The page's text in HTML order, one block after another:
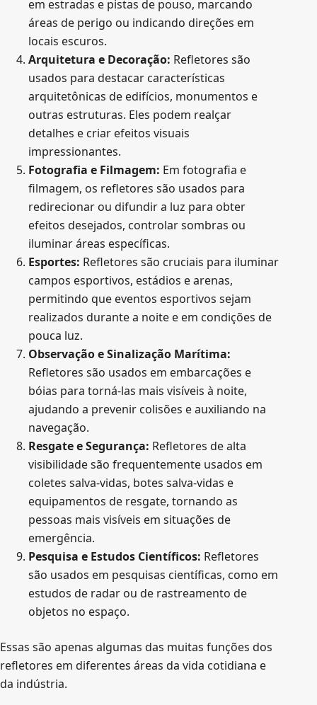
em estradas e pistas de pouso, marcando
áreas de perigo ou indicando direções em
locais escuros.
Arquitetura e Decoração: Refletores são
usados para destacar características
arquitetônicas de edifícios, monumentos e
outras estruturas. Eles podem realçar
detalhes e criar efeitos visuais
impressionantes.
Fotografia e Filmagem: Em fotografia e
filmagem, os refletores são usados para
redirecionar ou difundir a luz para obter
efeitos desejados, controlar sombras ou
iluminar áreas específicas.
Esportes: Refletores são cruciais para iluminar
campos esportivos, estádios e arenas,
permitindo que eventos esportivos sejam
realizados durante a noite e em condições de
pouca luz.
Observação e Sinalização Marítima:
Refletores são usados em embarcações e
bóias para torná-las mais visíveis à noite,
ajudando a prevenir colisões e auxiliando na
navegação.
Resgate e Segurança: Refletores de alta
visibilidade são frequentemente usados em
coletes salva-vidas, botes salva-vidas e
equipamentos de resgate, tornando as
pessoas mais visíveis em situações de
emergência.
Pesquisa e Estudos Científicos: Refletores
são usados em pesquisas científicas, como em
estudos de radar ou de rastreamento de
objetos no espaço.
Essas são apenas algumas das muitas funções dos
refletores em diferentes áreas da vida cotidiana e
da indústria.